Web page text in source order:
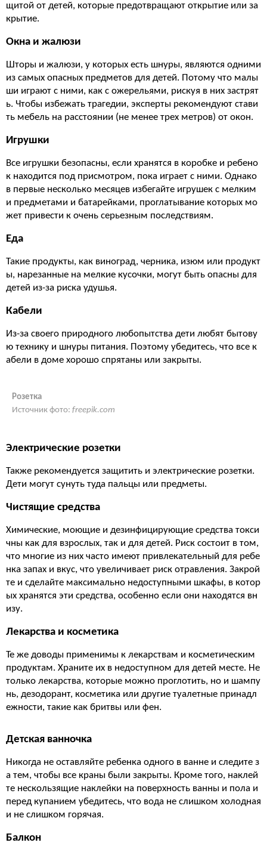
щитой от детей, которые предотвращают открытие или за
крытие.
Окна и жалюзи
Шторы и жалюзи, у которых есть шнуры, являются одними
из самых опасных предметов для детей. Потому что малы
ши играют с ними, как с ожерельями, рискуя в них застрят
ь. Чтобы избежать трагедии, эксперты рекомендуют стави
ть мебель на расстоянии (не менее трех метров) от окон.
Игрушки
Все игрушки безопасны, если хранятся в коробке и ребено
к находится под присмотром, пока играет с ними. Однако
в первые несколько месяцев избегайте игрушек с мелким
и предметами и батарейками, проглатывание которых мо
жет привести к очень серьезным последствиям.
Еда
Такие продукты, как виноград, черника, изюм или продукт
ы, нарезанные на мелкие кусочки, могут быть опасны для
детей из-за риска удушья.
Кабели
Из-за своего природного любопытства дети любят бытову
ю технику и шнуры питания. Поэтому убедитесь, что все к
абели в доме хорошо спрятаны или закрыты.
Розетка
Источник фото: freepik.com
Электрические розетки
Также рекомендуется защитить и электрические розетки.
Дети могут сунуть туда пальцы или предметы.
Чистящие средства
Химические, моющие и дезинфицирующие средства токси
чны как для взрослых, так и для детей. Риск состоит в том,
что многие из них часто имеют привлекательный для ребе
нка запах и вкус, что увеличивает риск отравления. Закрой
те и сделайте максимально недоступными шкафы, в котор
ых хранятся эти средства, особенно если они находятся вн
изу.
Лекарства и косметика
Те же доводы применимы к лекарствам и косметическим
продуктам. Храните их в недоступном для детей месте. Не
только лекарства, которые можно проглотить, но и шампу
нь, дезодорант, косметика или другие туалетные принадл
ежности, такие как бритвы или фен.
Детская ванночка
Никогда не оставляйте ребенка одного в ванне и следите з
а тем, чтобы все краны были закрыты. Кроме того, наклей
те нескользящие наклейки на поверхность ванны и пола и
перед купанием убедитесь, что вода не слишком холодная
и не слишком горячая.
Балкон